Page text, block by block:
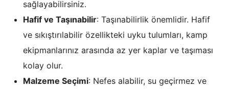
sağlayabilirsiniz.
Hafif ve Taşınabilir: Taşınabilirlik önemlidir. Hafif
ve sıkıştırılabilir özellikteki uyku tulumları, kamp
ekipmanlarınız arasında az yer kaplar ve taşıması
kolay olur.
Malzeme Seçimi: Nefes alabilir, su geçirmez ve